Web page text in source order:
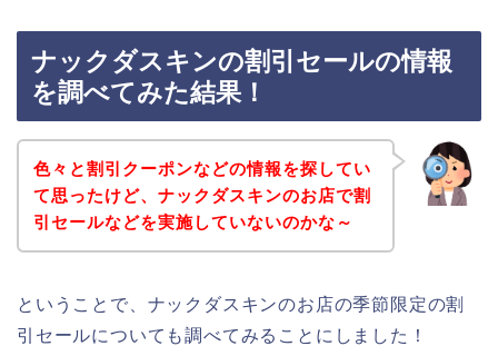
ナックダスキンの割引セールの情報
を調べてみた結果！
色々と割引クーポンなどの情報を探してい
て思ったけど、ナックダスキンのお店で割
引セールなどを実施していないのかな～
ということで、ナックダスキンのお店の季節限定の割
引セールについても調べてみることにしました！